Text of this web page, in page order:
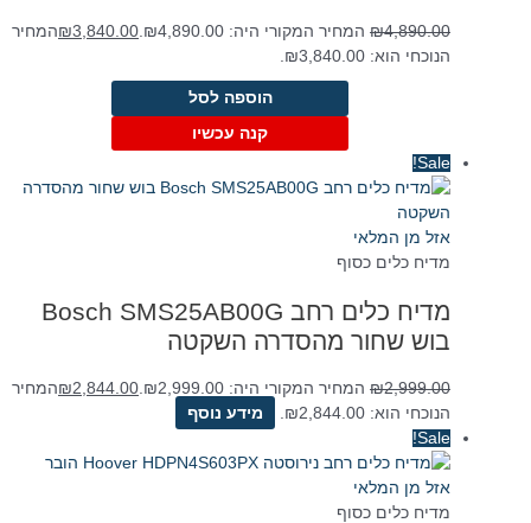
₪4,890.00 המחיר המקורי היה: ₪4,890.00. ₪3,840.00
המחיר
הנוכחי הוא: ₪3,840.00.
הוספה לסל
קנה עכשיו
Sale!
אזל מן המלאי
מדיח כלים כסוף
מדיח כלים ‏רחב Bosch SMS25AB00G
בוש שחור מהסדרה השקטה
₪2,999.00 המחיר המקורי היה: ₪2,999.00. ₪2,844.00
המחיר
הנוכחי הוא: ₪2,844.00.
מידע נוסף
Sale!
אזל מן המלאי
מדיח כלים כסוף